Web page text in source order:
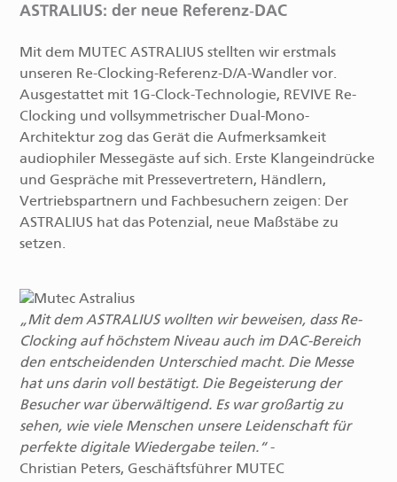
ASTRALIUS: der neue Referenz-DAC
Mit dem MUTEC ASTRALIUS stellten wir erstmals
unseren Re-Clocking-Referenz-D/A-Wandler vor.
Ausgestattet mit 1G-Clock-Technologie, REVIVE Re-
Clocking und vollsymmetrischer Dual-Mono-
Architektur zog das Gerät die Aufmerksamkeit
audiophiler Messegäste auf sich. Erste Klangeindrücke
und Gespräche mit Pressevertretern, Händlern,
Vertriebspartnern und Fachbesuchern zeigen: Der
ASTRALIUS hat das Potenzial, neue Maßstäbe zu
setzen.
Mit dem ASTRALIUS wollten wir beweisen, dass Re-
Clocking auf höchstem Niveau auch im DAC-Bereich
den entscheidenden Unterschied macht. Die Messe
hat uns darin voll bestätigt. Die Begeisterung der
Besucher war überwältigend. Es war großartig zu
sehen, wie viele Menschen unsere Leidenschaft für
perfekte digitale Wiedergabe teilen. -
Christian Peters, Geschäftsführer MUTEC